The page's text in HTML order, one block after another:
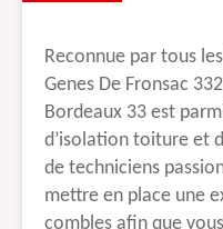
Reconnue par tous
Genes De Fronsac
Bordeaux 33 est
d’isolation toiture et
de techniciens
mettre en place une
combles afin que